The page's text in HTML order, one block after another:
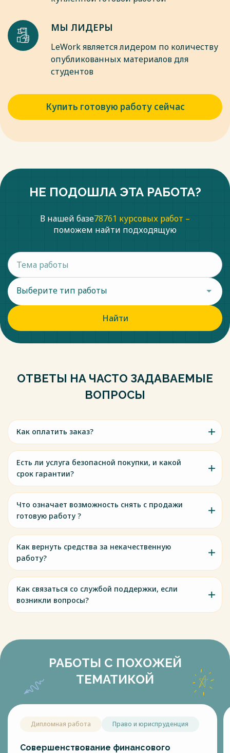
Текст : непосредственный.
10. Брунгильд, С. Г. Государственные экономические
стратегии : учеб. пособие /С. Г. Брунгильд. – Изд-во АСТ,
2020. - 256 с. - Текст : непосредственный.
Весь текст будет доступен
МЫ ЛИДЕРЫ
LeWork является лидером по количеству
опубликованных материалов для
студентов
Купить готовую работу сейчас
НЕ ПОДОШЛА ЭТА РАБОТА?
В нашей базе78761 курсовых работ –
поможем найти подходящую
Выберите тип работы
Найти
ОТВЕТЫ НА ЧАСТО ЗАДАВАЕМЫЕ
ВОПРОСЫ
Как оплатить заказ?
Есть ли услуга безопасной покупки, и какой
срок гарантии?
Что означает возможность снять с продажи
готовую работу ?
Как вернуть средства за некачественную
работу?
Как связаться со службой поддержки, если
возникли вопросы?
РАБОТЫ С ПОХОЖЕЙ
ТЕМАТИКОЙ
Дипломная работа Право и юриспруденция
Совершенствование финансового